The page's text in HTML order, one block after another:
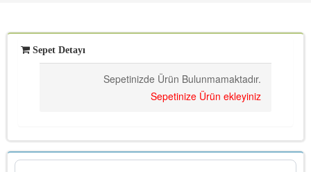
Sepet Detayı
Sepetinizde Ürün Bulunmamaktadır.
Sepetinize Ürün ekleyiniz